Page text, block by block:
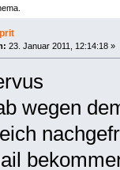
23. Januar 2011, 12:14:18 »
wegen